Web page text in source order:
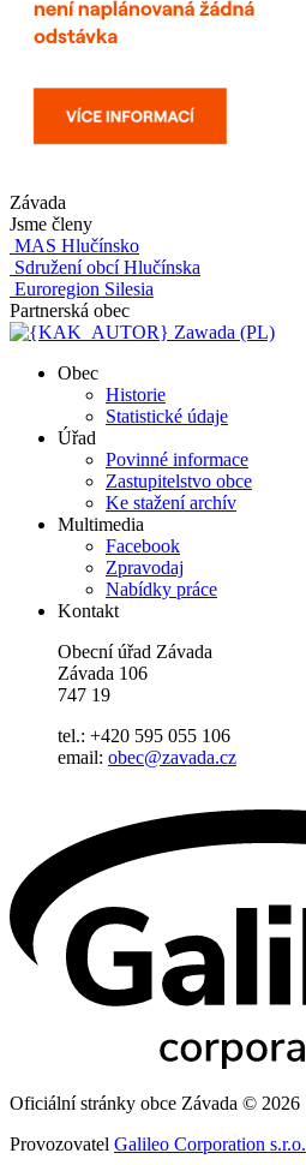
Závada
Jsme členy
MAS Hlučínsko
Sdružení obcí Hlučínska
Euroregion Silesia
Partnerská obec
Zawada (PL)
Obec
Historie
Statistické údaje
Úřad
Povinné informace
Zastupitelstvo obce
Ke stažení archív
Multimedia
Facebook
Zpravodaj
Nabídky práce
Kontakt
Obecní úřad Závada
Závada 106
747 19
tel.: +420 595 055 106
email: obec@zavada.cz
Oficiální stránky obce Závada © 2026
Provozovatel Galileo Corporation s.r.o.